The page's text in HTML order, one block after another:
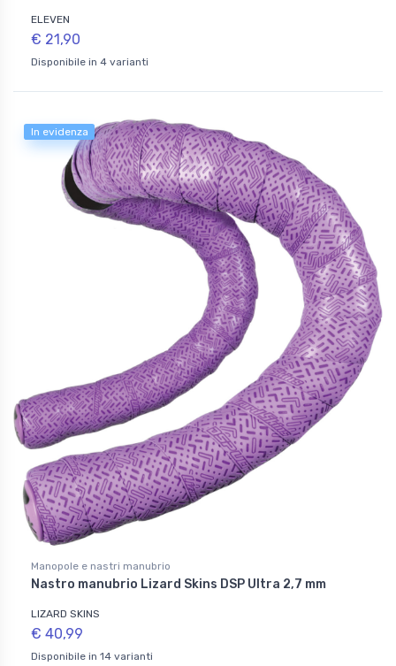
ELEVEN
€ 21,90
Disponibile in 4 varianti
In evidenza
Manopole e nastri manubrio
Nastro manubrio Lizard Skins DSP Ultra 2,7 mm
LIZARD SKINS
€ 40,99
Disponibile in 14 varianti